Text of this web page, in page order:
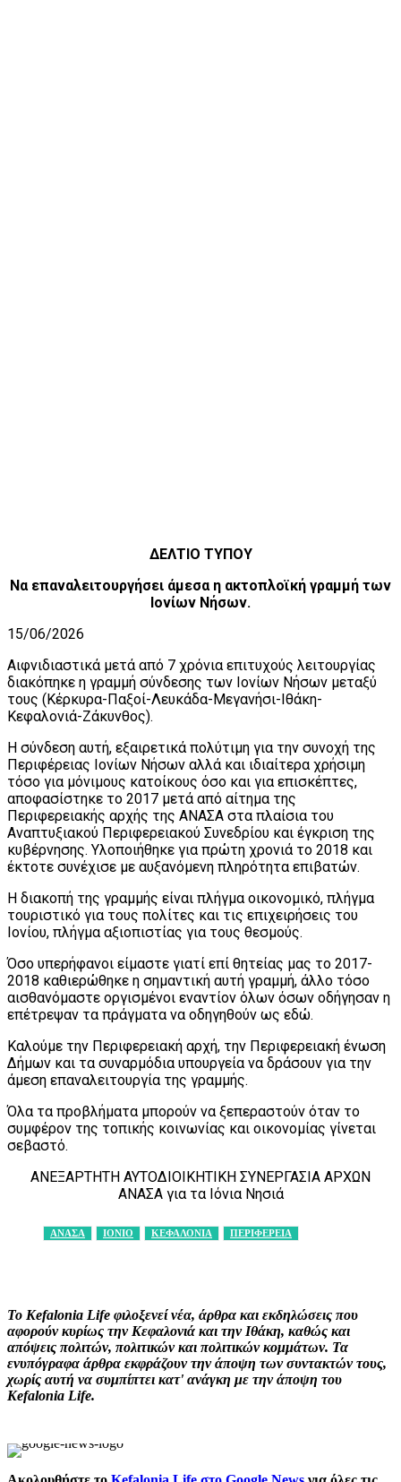
ΔΕΛΤΙΟ ΤΥΠΟΥ
Να επαναλειτουργήσει άμεσα η ακτοπλοϊκή γραμμή των
Ιονίων Νήσων.
15/06/2026
Αιφνιδιαστικά μετά από 7 χρόνια επιτυχούς λειτουργίας
διακόπηκε η γραμμή σύνδεσης των Ιονίων Νήσων μεταξύ
τους (Κέρκυρα-Παξοί-Λευκάδα-Μεγανήσι-Ιθάκη-
Κεφαλονιά-Ζάκυνθος).
Η σύνδεση αυτή, εξαιρετικά πολύτιμη για την συνοχή της
Περιφέρειας Ιονίων Νήσων αλλά και ιδιαίτερα χρήσιμη
τόσο για μόνιμους κατοίκους όσο και για επισκέπτες,
αποφασίστηκε το 2017 μετά από αίτημα της
Περιφερειακής αρχής της ΑΝΑΣΑ στα πλαίσια του
Αναπτυξιακού Περιφερειακού Συνεδρίου και έγκριση της
κυβέρνησης. Υλοποιήθηκε για πρώτη χρονιά το 2018 και
έκτοτε συνέχισε με αυξανόμενη πληρότητα επιβατών.
Η διακοπή της γραμμής είναι πλήγμα οικονομικό, πλήγμα
τουριστικό για τους πολίτες και τις επιχειρήσεις του
Ιονίου, πλήγμα αξιοπιστίας για τους θεσμούς.
Όσο υπερήφανοι είμαστε γιατί επί θητείας μας το 2017-
2018 καθιερώθηκε η σημαντική αυτή γραμμή, άλλο τόσο
αισθανόμαστε οργισμένοι εναντίον όλων όσων οδήγησαν η
επέτρεψαν τα πράγματα να οδηγηθούν ως εδώ.
Καλούμε την Περιφερειακή αρχή, την Περιφερειακή ένωση
Δήμων και τα συναρμόδια υπουργεία να δράσουν για την
άμεση επαναλειτουργία της γραμμής.
Όλα τα προβλήματα μπορούν να ξεπεραστούν όταν το
συμφέρον της τοπικής κοινωνίας και οικονομίας γίνεται
σεβαστό.
ΑΝΕΞΑΡΤΗΤΗ ΑΥΤΟΔΙΟΙΚΗΤΙΚΗ ΣΥΝΕΡΓΑΣΙΑ ΑΡΧΩΝ
ΑΝΑΣΑ για τα Ιόνια Νησιά
ΑΝΑΣΑ ΙΟΝΙΟ ΚΕΦΑΛΟΝΙΑ ΠΕΡΙΦΕΡΕΙΑ
Το Kefalonia Life φιλοξενεί νέα, άρθρα και εκδηλώσεις που
αφορούν κυρίως την Κεφαλονιά και την Ιθάκη, καθώς και
απόψεις πολιτών, πολιτικών και πολιτικών κομμάτων. Τα
ενυπόγραφα άρθρα εκφράζουν την άποψη των συντακτών τους,
χωρίς αυτή να συμπίπτει κατ' ανάγκη με την άποψη του
Kefalonia Life.